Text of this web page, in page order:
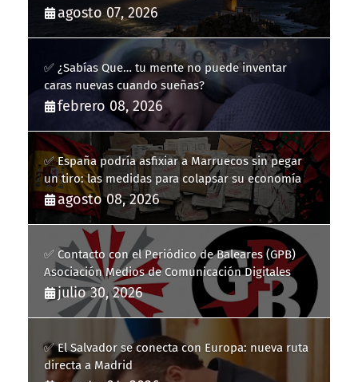
agosto 07, 2026
✅ ¿Sabías Que… tu mente no puede inventar
caras nuevas cuando sueñas?
febrero 08, 2026
✅ España podría asfixiar a Marruecos sin pegar
un tiro: las medidas para colapsar su economía
agosto 08, 2026
✅ Contacto con el Periódico de Baleares (GPB)
Asociación Medios de Comunicación Digitales
julio 30, 2026
✅ El Salvador se conecta con Europa: nueva ruta
directa a Madrid